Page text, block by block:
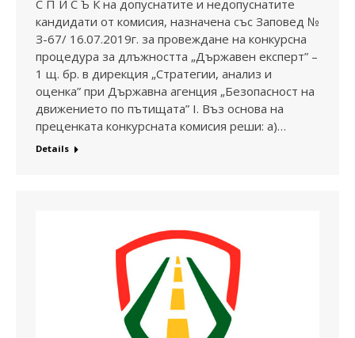
С П И С Ъ К на допуснатите и недопуснатите
кандидати от комисия, назначена със Заповед №
З-67/ 16.07.2019г. за провеждане на конкурсна
процедура за длъжността „Държавен експерт” –
1 щ. бр. в дирекция „Стратегии, анализ и
оценка” при Държавна агенция „Безопасност на
движението по пътищата” I. Въз основа на
преценката конкурсната комисия реши: а)…
Details